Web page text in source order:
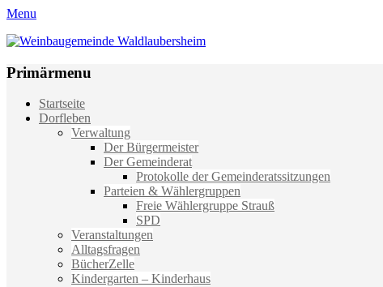
Menu
Weinbaugemeinde Waldlaubersheim
Primärmenu
Weiter
zum
Startseite
Dorfleben
Verwaltung
Der Bürgermeister
Der Gemeinderat
Protokolle der Gemeinderatssitzungen
Parteien & Wählergruppen
Freie Wählergruppe Strauß
SPD
Veranstaltungen
Alltagsfragen
BücherZelle
Kindergarten – Kinderhaus